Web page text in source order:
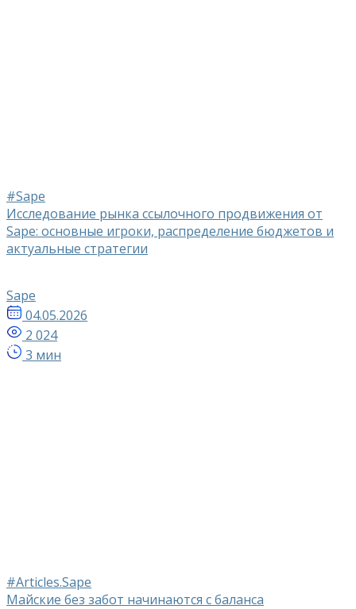
#Sape
Исследование рынка ссылочного продвижения от
Sape: основные игроки, распределение бюджетов и
актуальные стратегии
Sape
04.05.2026
2 024
3 мин
#Articles.Sape
Майские без забот начинаются с баланса